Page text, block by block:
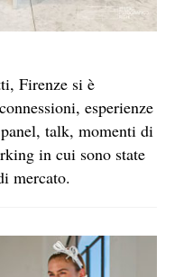
Firenze si è
esperienze
talk, momenti di
in cui sono state
mercato.